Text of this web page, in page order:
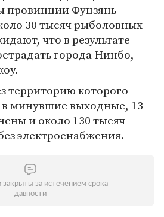
провинции Фуцзянь
30 тысяч рыболовных
что в результате
города Нинбо,
территорию которого
минувшие выходные, 13
и около 130 тысяч
электроснабжения.
за истечением срока
давности